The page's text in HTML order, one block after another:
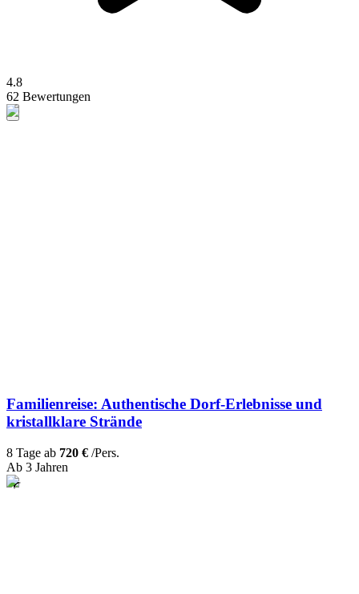
4.8
62 Bewertungen
Familienreise: Authentische Dorf-Erlebnisse und
kristallklare Strände
8 Tage ab 720 € /Pers.
Ab 3 Jahren